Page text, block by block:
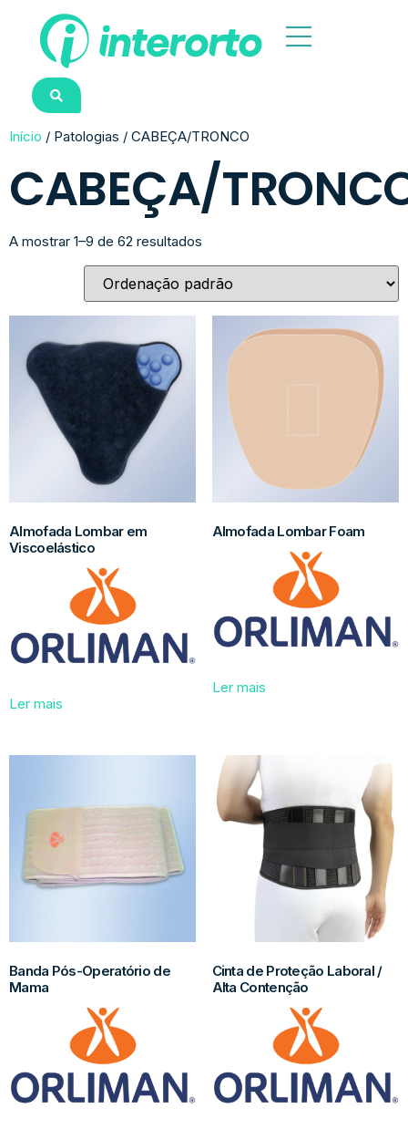
Início / Patologias / CABEÇA/TRONCO
CABEÇA/
A mostrar 1–9 de 62 resultados
Almofada Lombar em
Viscoelástico
Ler mais
Almofada Lombar Foam
Ler mais
Banda Pós-Operatório de
Mama
Cinta de Proteção Laboral /
Alta Contenção